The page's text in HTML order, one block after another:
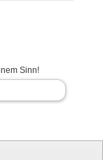
Sinn!